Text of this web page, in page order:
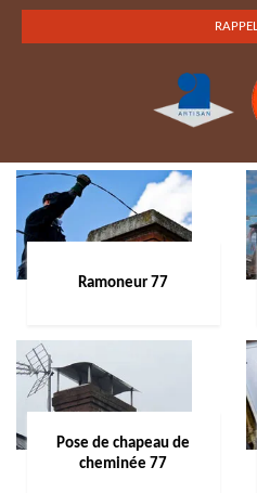
Ramoneur 77
Pose de chapeau de
cheminée 77